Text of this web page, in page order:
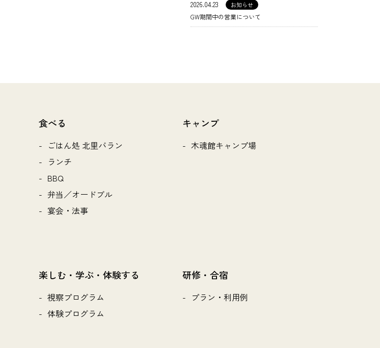
2026.04.23 お知らせ
GW期間中の営業について
食べる
ごはん処 北里バラン
ランチ
BBQ
弁当／オードブル
宴会・法事
キャンプ
木魂館キャンプ場
楽しむ・学ぶ・体験する
視察プログラム
体験プログラム
研修・合宿
プラン・利用例